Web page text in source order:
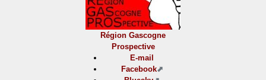
Région Gascogne
Prospective
E-mail
Facebook